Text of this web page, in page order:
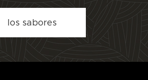
los sabores